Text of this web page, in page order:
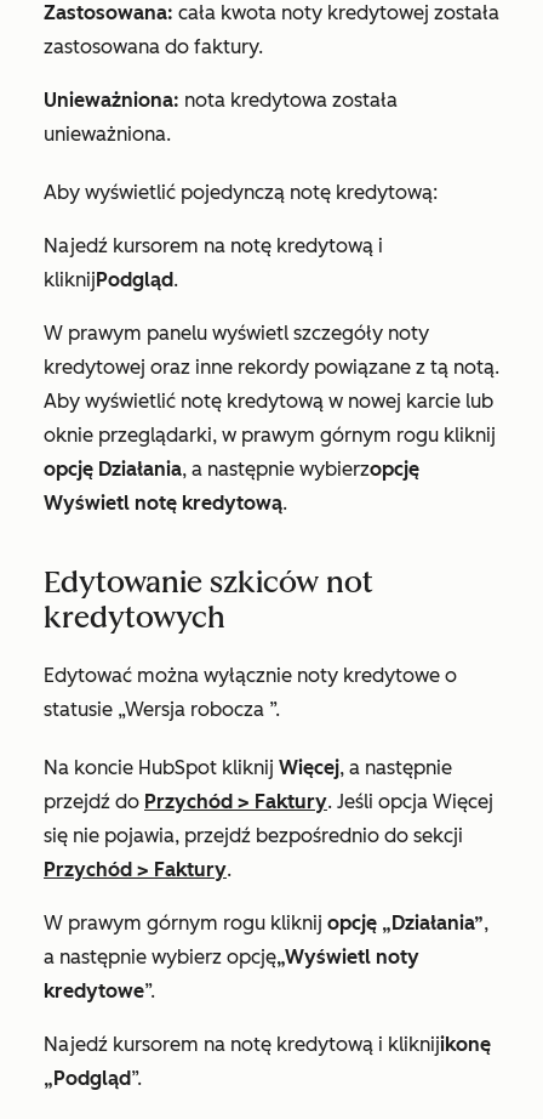
Zastosowana: cała kwota noty kredytowej została
zastosowana do faktury.
Unieważniona: nota kredytowa została
unieważniona.
Aby wyświetlić pojedynczą notę kredytową:
Najedź kursorem na notę kredytową i
kliknijPodgląd.
W prawym panelu wyświetl szczegóły noty
kredytowej oraz inne rekordy powiązane z tą notą.
Aby wyświetlić notę kredytową w nowej karcie lub
oknie przeglądarki, w prawym górnym rogu kliknij
opcję Działania, a następnie wybierzopcję
Wyświetl notę kredytową.
Edytowanie szkiców not
kredytowych
Edytować można wyłącznie noty kredytowe o
statusie „Wersja robocza ”.
Na koncie HubSpot kliknij Więcej, a następnie
przejdź do Przychód > Faktury. Jeśli opcja Więcej
się nie pojawia, przejdź bezpośrednio do sekcji
Przychód > Faktury.
W prawym górnym rogu kliknij opcję „Działania”,
a następnie wybierz opcję„Wyświetl noty
kredytowe”.
Najedź kursorem na notę kredytową i kliknijikonę
„Podgląd”.